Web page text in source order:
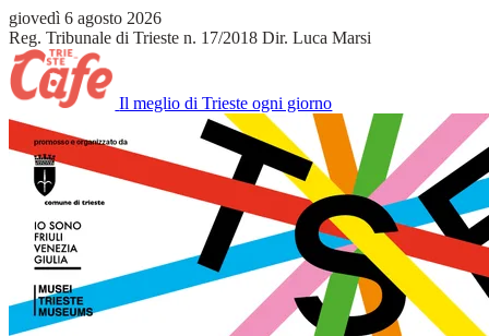
giovedì 6 agosto 2026
Reg. Tribunale di Trieste n. 17/2018 Dir. Luca Marsi
Il meglio di Trieste ogni giorno